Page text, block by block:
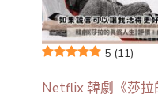
5 (11)
Netflix 韓劇《莎